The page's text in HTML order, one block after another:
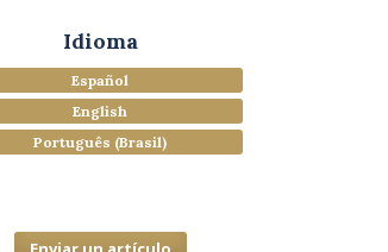
Idioma
Español
English
Português (Brasil)